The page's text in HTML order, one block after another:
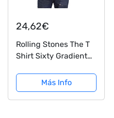
24,62€
Rolling Stones The T
Shirt Sixty Gradient
Hombres Rojo, rosso,
M
Más Info